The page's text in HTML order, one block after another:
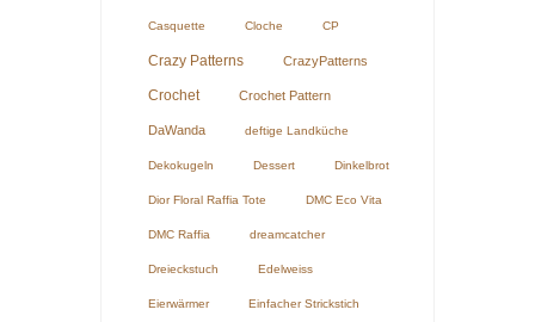
Casquette Cloche CP
Crazy Patterns CrazyPatterns
Crochet Crochet Pattern
DaWanda deftige Landküche
Dekokugeln Dessert Dinkelbrot
Dior Floral Raffia Tote DMC Eco Vita
DMC Raffia dreamcatcher
Dreieckstuch Edelweiss
Eierwärmer Einfacher Strickstich